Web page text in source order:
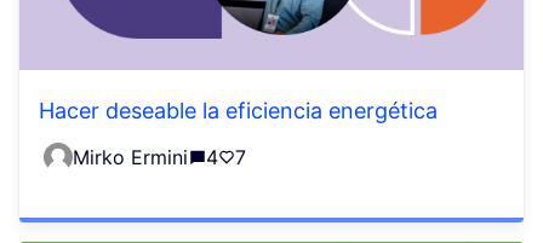
Hacer deseable la eficiencia energética
Mirko Ermini 4 7